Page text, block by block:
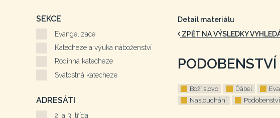
Detail materiálu
ZPĚT NA VÝSLEDKY
Boží slovo Ďábel
Naslouchání
Podobenství
SEKCE
Evangelizace
Katecheze a výuka náboženství
Rodinná katecheze
Svátostná katecheze
ADRESÁTI
2. a 3. třída